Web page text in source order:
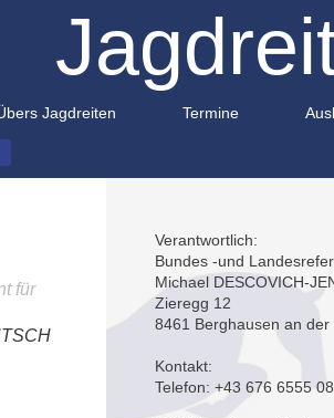
Jagdreiten Termine
Verantwortlich:
Bundes -und
Michael DESCOVICH-
Zieregg 12
8461 Berghausen an
Kontakt:
Telefon: +43 676 6555
für